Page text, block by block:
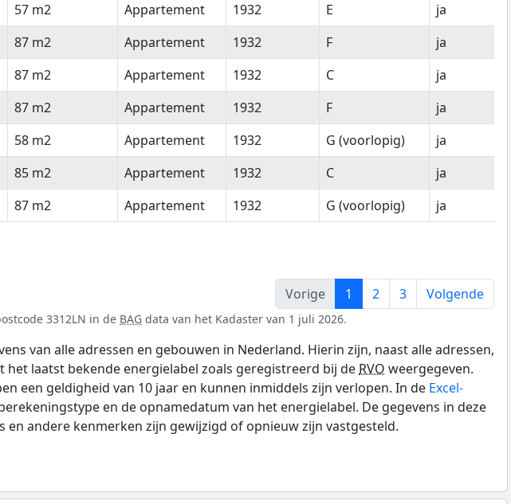
57 m2 Appartement 1932 E
ja
87 m2 Appartement 1932 F
ja
87 m2 Appartement 1932 C
ja
87 m2 Appartement 1932 F
ja
58 m2 Appartement 1932 G (voorlopig)
ja
85 m2 Appartement 1932 C
ja
87 m2 Appartement 1932 G (voorlopig) ja
Vorige
1 2 3 Volgende
3312LN in de BAG data van het Kadaster van 1 juli 2026.
van alle adressen en gebouwen in Nederland. Hierin zijn, naast alle adressen,
laatst bekende energielabel zoals geregistreerd bij de RVO weergegeven.
een geldigheid van 10 jaar en kunnen inmiddels zijn verlopen. In de Excel-
en de opnamedatum van het energielabel. De gegevens in deze
andere kenmerken zijn gewijzigd of opnieuw zijn vastgesteld.